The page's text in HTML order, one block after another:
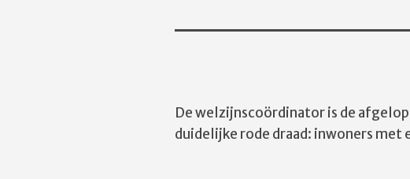
De welzijnscoördinator is de
duidelijke rode draad: inwoners met